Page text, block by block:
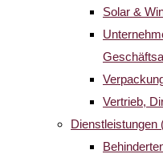
Solar &
Vertrieb,
Dienstleistungen